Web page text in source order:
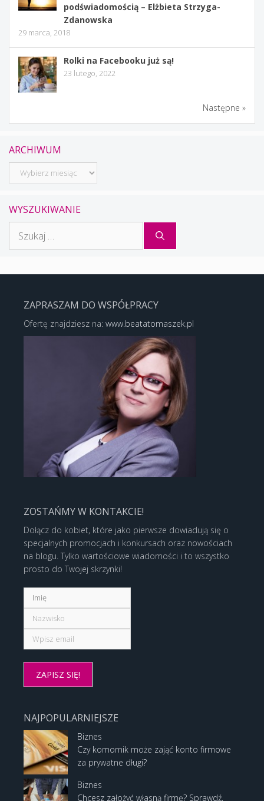
podświadomością – Elżbieta Strzyga-
Zdanowska
29 marca, 2018
Rolki na Facebooku już są!
23 lutego, 2022
Następne »
ARCHIWUM
Archiwum
WYSZUKIWANIE
ZAPRASZAM DO WSPÓŁPRACY
Ofertę znajdziesz na: www.beatatomaszek.pl
ZOSTAŃMY W KONTAKCIE!
Dołącz do kobiet, które jako pierwsze dowiadują się o
specjalnych promocjach i konkursach oraz nowościach
na blogu. Tylko wartościowe wiadomości i to wszystko
prosto do Twojej skrzynki!
NAJPOPULARNIEJSZE
Biznes
Czy komornik może zająć konto firmowe
za prywatne długi?
Biznes
Chcesz założyć własną firmę? Sprawdź,